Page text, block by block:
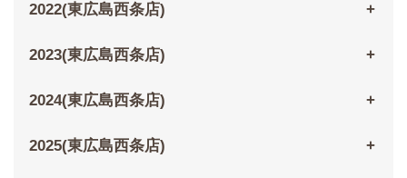
2022(東広島西条店)
2023(東広島西条店)
2024(東広島西条店)
2025(東広島西条店)